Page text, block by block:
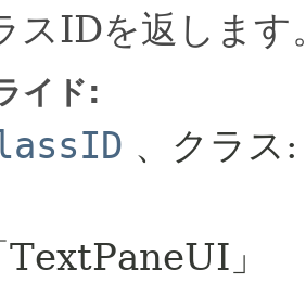
スIDを返します
イド:
、クラ
TextPaneUI」